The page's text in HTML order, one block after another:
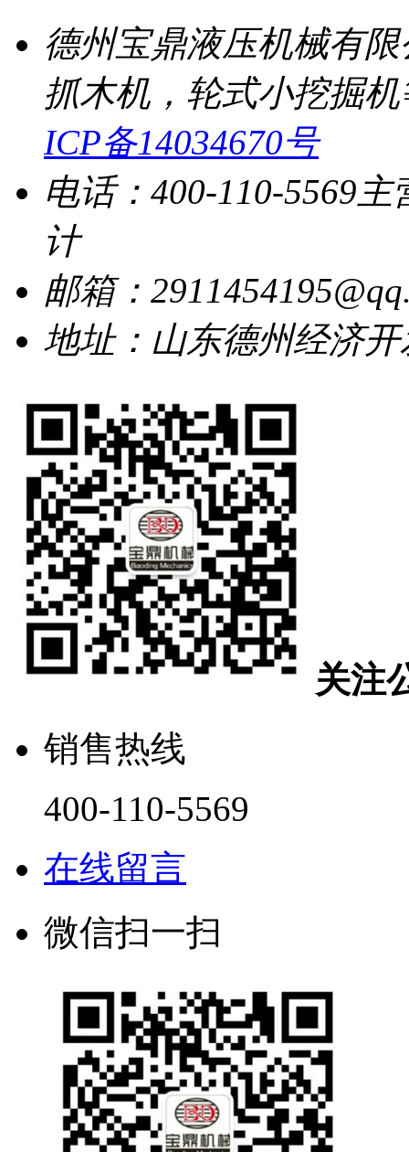
德州宝鼎液压机械有
抓木机，轮式小挖掘
ICP备14034670号
电话：400-110-5569 主
计
邮箱：
地址：山东德州经济
关注
销售热线
400-110-5569
在线留言
微信扫一扫